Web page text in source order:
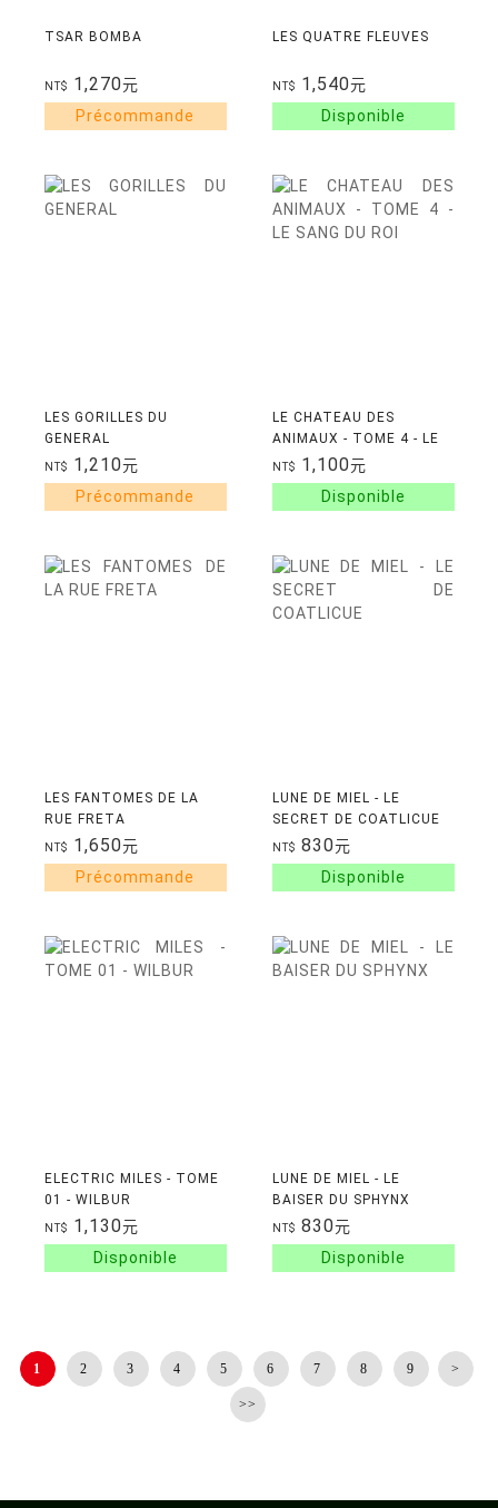
TSAR BOMBA
NT$ 1,270元
LES QUATRE FLEUVES
NT$ 1,540元
LES GORILLES DU
GENERAL
NT$ 1,210元
LE CHATEAU DES
ANIMAUX - TOME 4 - LE
SANG DU ROI
NT$ 1,100元
LES FANTOMES DE LA
RUE FRETA
NT$ 1,650元
LUNE DE MIEL - LE
SECRET DE COATLICUE
NT$ 830元
ELECTRIC MILES - TOME
01 - WILBUR
NT$ 1,130元
LUNE DE MIEL - LE
BAISER DU SPHYNX
NT$ 830元
1 2 3 4 5 6 7 8 9 >
>>